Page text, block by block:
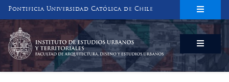
Pontificia Universidad Católica de Chile
INSTITUTO DE ESTUDIOS URBANOS
Y TERRITORIALES